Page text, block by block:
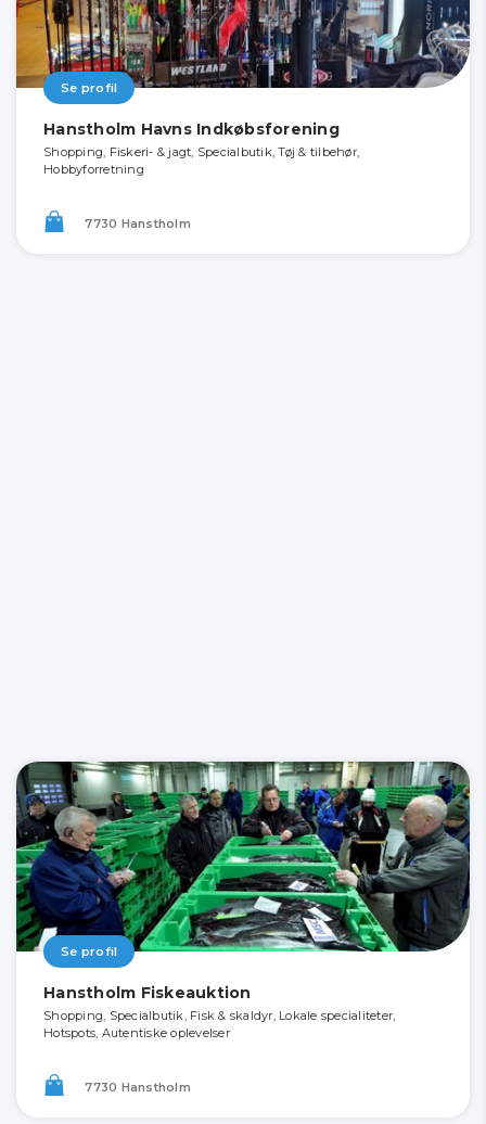
Se profil
Hanstholm Havns Indkøbsforening
Shopping, Fiskeri- & jagt, Specialbutik, Tøj & tilbehør,
Hobbyforretning
7730 Hanstholm
Se profil
Hanstholm Fiskeauktion
Shopping, Specialbutik, Fisk & skaldyr, Lokale specialiteter,
Hotspots, Autentiske oplevelser
7730 Hanstholm